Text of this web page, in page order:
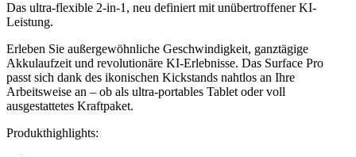
Das ultra-flexible 2-in-1, neu definiert mit unübertroffener KI-
Leistung.
Erleben Sie außergewöhnliche Geschwindigkeit, ganztägige
Akkulaufzeit und revolutionäre KI-Erlebnisse. Das Surface Pro
passt sich dank des ikonischen Kickstands nahtlos an Ihre
Arbeitsweise an – ob als ultra-portables Tablet oder voll
ausgestattetes Kraftpaket.
Produkthighlights: